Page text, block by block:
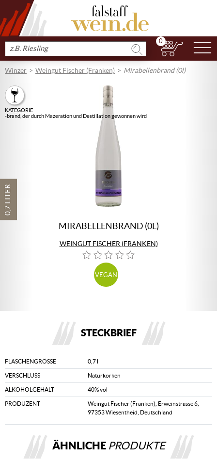
Produkt
suchen
0
Winzer Weingut Fischer (Franken) Mirabellenbrand (0l)
0,7 LITER
KATEGORIE
-brand, der durch Mazeration und Destillation gewonnen wird
MIRABELLENBRAND (0L)
WEINGUT FISCHER (FRANKEN)
VEGAN
STECKBRIEF
FLASCHENGRÖSSE 0,7 l
VERSCHLUSS Naturkorken
ALKOHOLGEHALT 40% vol
PRODUZENT
Weingut Fischer (Franken), Erweinstrasse 6,
97353 Wiesentheid, Deutschland
ÄHNLICHE PRODUKTE